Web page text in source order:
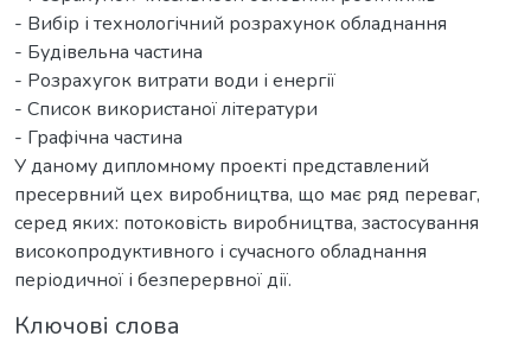
- Вибір і технологічний розрахунок обладнання
- Будівельна частина
- Розрахугок витрати води і енергії
- Список використаної літератури
- Графічна частина
У даному дипломному проекті представлений
пресервний цех виробництва, що має ряд переваг,
серед яких: потоковість виробництва, застосування
високопродуктивного і сучасного обладнання
періодичної і безперервної дії.
Ключові слова